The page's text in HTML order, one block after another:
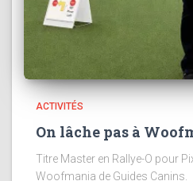
ACTIVITÉS
On lâche pas à
Titre Master en Rallye-O pour
Woofmania de Guides Canins.